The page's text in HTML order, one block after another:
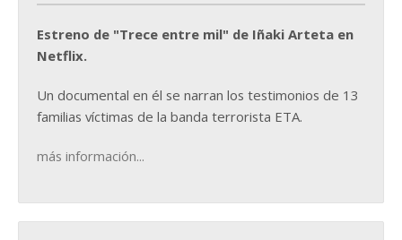
Estreno de "Trece entre mil" de Iñaki Arteta en
Netflix.
Un documental en él se narran los testimonios de 13
familias víctimas de la banda terrorista ETA.
más información...